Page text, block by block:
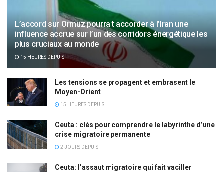
L’accord sur Ormuz pourrait accorder à l’Iran une
influence accrue sur l’un des corridors énergétique les
plus cruciaux au monde
15 HEURES DEPUIS
Les tensions se propagent et embrasent le
Moyen-Orient
15 HEURES DEPUIS
Ceuta : clés pour comprendre le labyrinthe d’une
crise migratoire permanente
2 JOURS DEPUIS
Ceuta: l’assaut migratoire qui fait vaciller